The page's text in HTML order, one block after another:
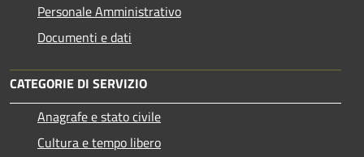
Personale Amministrativo
Documenti e dati
CATEGORIE DI SERVIZIO
Anagrafe e stato civile
Cultura e tempo libero